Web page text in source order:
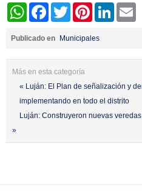
WhatsAppFacebookTwitter PinterestLinkedIn
Publicado en Municipales
Más en esta categoría
« Luján: El Plan de señalización y
implementando en todo el distrito
Luján: Construyeron nuevas
»